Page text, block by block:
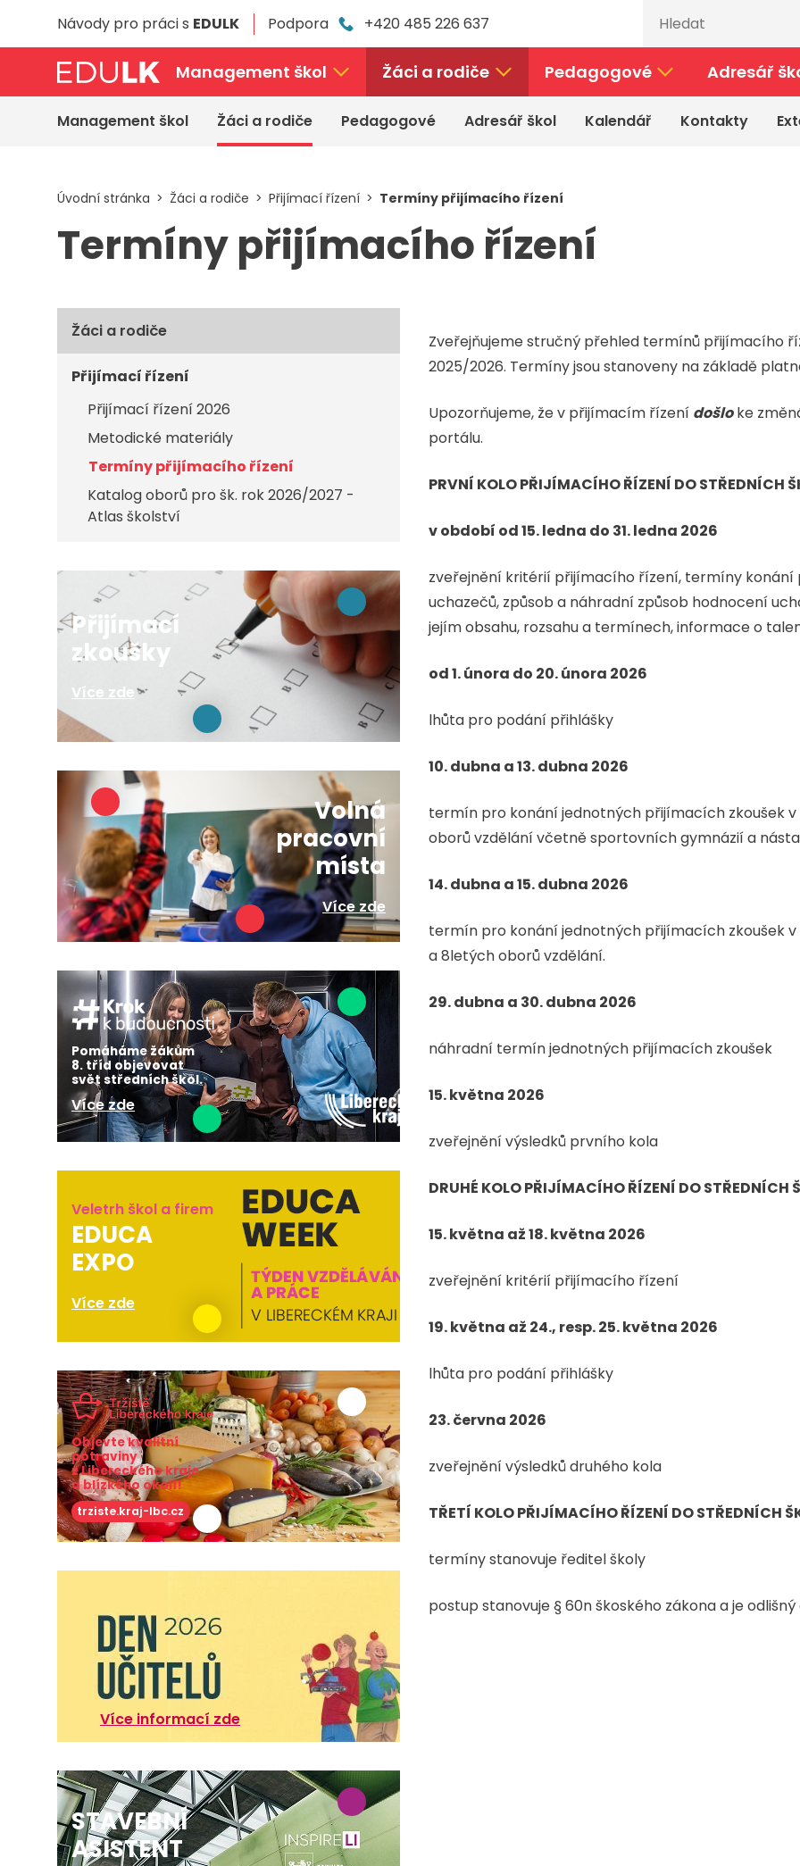
Návody pro práci s EDULK Podpora +420 485 226 637
Management škol Žáci a rodiče Pedagogové Adresář
Management škol Žáci a rodiče Pedagogové Adresář škol Kalendář Kontakty
Úvodní stránka Žáci a rodiče Přijímací řízení Termíny přijímacího řízení
Termíny přijímacího řízení
Zveřejňujeme stručný přehled termínů přijímacího
2025/2026. Termíny jsou stanoveny na základě
Upozorňujeme, že v přijímacím řízení došloke
portálu.
PRVNÍ KOLO PŘIJÍMACÍHO ŘÍZENÍ DO STŘEDNÍCH
v období od 15. ledna do 31. ledna 2026
zveřejnění kritérií přijímacího řízení, termíny konání
uchazečů, způsob a náhradní způsob hodnocení
jejím obsahu, rozsahu a termínech, informace o
od 1. února do 20. února 2026
lhůta pro podání přihlášky
10. dubna a 13. dubna 2026
termín pro konání jednotných přijímacích zkoušek
oborů vzdělání včetně sportovních gymnázií a
14. dubna a 15. dubna 2026
termín pro konání jednotných přijímacích zkoušek
a 8letých oborů vzdělání.
29. dubna a 30. dubna 2026
náhradní termín jednotných přijímacích zkoušek
15. května 2026
zveřejnění výsledků prvního kola
DRUHÉ KOLO PŘIJÍMACÍHO ŘÍZENÍ DO STŘEDNÍCH
15. května až 18. května 2026
zveřejnění kritérií přijímacího řízení
19. května až 24., resp. 25. května 2026
lhůta pro podání přihlášky
23. června 2026
zveřejnění výsledků druhého kola
TŘETÍ KOLO PŘIJÍMACÍHO ŘÍZENÍ DO STŘEDNÍCH
termíny stanovuje ředitel školy
postup stanovuje § 60n škoského zákona a je
Žáci a rodiče
Přijímací řízení
Přijímací řízení 2026
Metodické materiály
Termíny přijímacího řízení
Katalog oborů pro šk. rok 2026/2027 -
Atlas školství
Přijímací
zkoušky
Více zde
Volná
pracovní
místa
Více zde
Pomáháme žákům
8. tříd objevovat
svět středních škol.
Více zde
Veletrh škol a firem
EDUCA
EXPO
Více zde
Objevte kvalitní
potraviny
z Libereckého kraje
a blízkého okolí!
trziste.kraj-lbc.cz
Více informací zde
STAVEBNÍ
ASISTENT